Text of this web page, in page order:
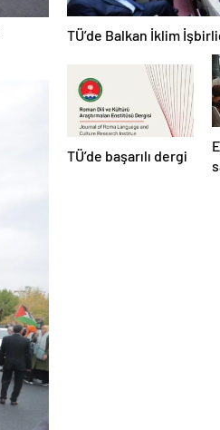
TÜ’de Balkan İklim
TÜ’de başarılı dergi